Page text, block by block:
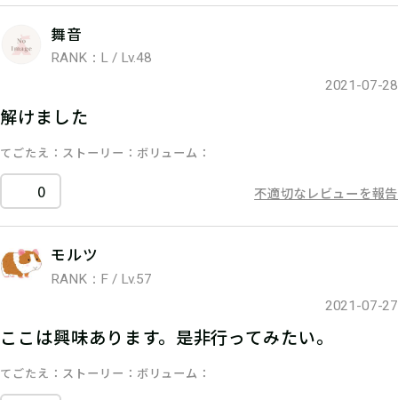
舞音
RANK：L / Lv.48
2021-07-28
解けました
てごたえ ストーリー ボリューム
0 不適切なレビューを報告
モルツ
RANK：F / Lv.57
2021-07-27
ここは興味あります。是非行ってみたい。
てごたえ ストーリー ボリューム